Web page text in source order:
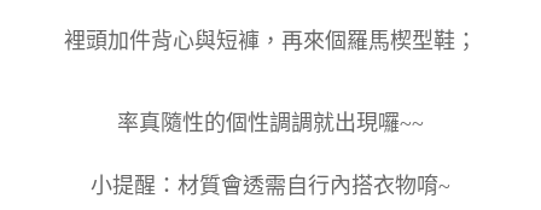
裡頭加件背心與短褲，再來個羅馬楔型鞋；
率真隨性的個性調調就出現囉~~
小提醒：材質會透需自行內搭衣物唷~